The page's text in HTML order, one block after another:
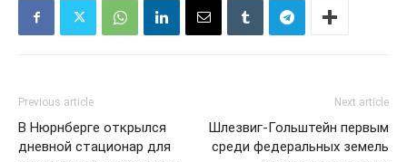
Previous article
В Нюрнберге открылся
дневной стационар для
Next article
Шлезвиг-Гольштейн первым
среди федеральных земель